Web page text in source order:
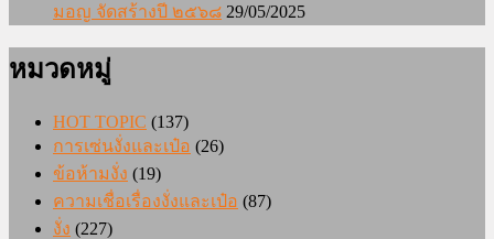
มอญ จัดสร้างปี ๒๕๖๘ 29/05/2025
หมวดหมู่
HOT TOPIC (137)
การเซ่นงั่งและเป๋อ (26)
ข้อห้ามงั่ง (19)
ความเชื่อเรื่องงั่งและเป๋อ (87)
งั่ง (227)